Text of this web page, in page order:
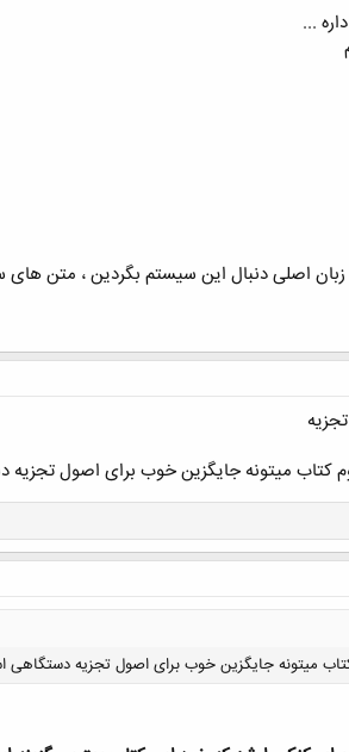
...
اصلی دنبال این سیستم بگردین ، متن های
کتاب میتونه جایگزین خوب برای اصول تجزیه
میتونه جایگزین خوب برای اصول تجزیه دستگاهی